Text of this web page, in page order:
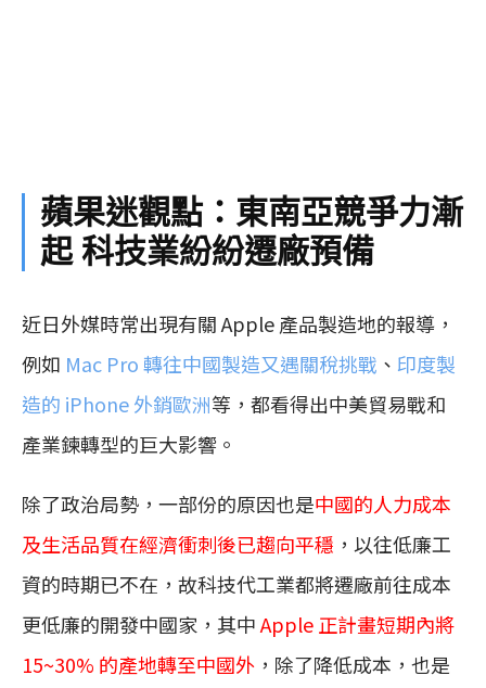
蘋果迷觀點：東南亞競爭力漸
起 科技業紛紛遷廠預備
近日外媒時常出現有關 Apple 產品製造地的報導，
例如 Mac Pro 轉往中國製造又遇關稅挑戰 、 印度製
造的 iPhone 外銷歐洲等，都看得出中美貿易戰和
產業鍊轉型的巨大影響。
除了政治局勢，一部份的原因也是中國的人力成本
及生活品質在經濟衝刺後已趨向平穩 ，以往低廉工
資的時期已不在，故科技代工業都將遷廠前往成本
更低廉的開發中國家，其中Apple 正計畫短期內將
15~30% 的產地轉至中國外 ，除了降低成本，也是